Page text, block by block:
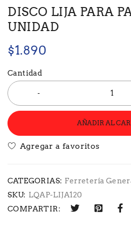
DISCO LIJA PARA
UNIDAD
$1.890
Cantidad
AÑADIR AL
CATEGORIAS: Ferretería
SKU: LQAP-LIJA120
COMPARTIR: